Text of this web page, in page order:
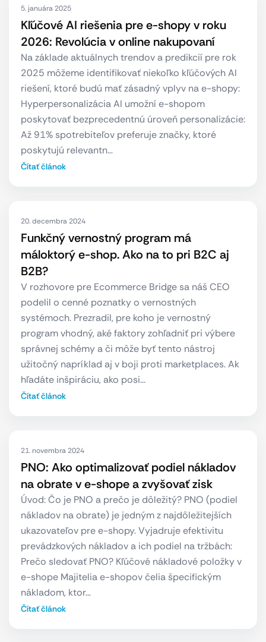
5. januára 2025
Kľúčové AI riešenia pre e-shopy v roku
2026: Revolúcia v online nakupovaní
Na základe aktuálnych trendov a predikcií pre rok
2025 môžeme identifikovať niekoľko kľúčových AI
riešení, ktoré budú mať zásadný vplyv na e-shopy:
Hyperpersonalizácia AI umožní e-shopom
poskytovať bezprecedentnú úroveň personalizácie:
Až 91% spotrebiteľov preferuje značky, ktoré
poskytujú relevantn…
Čítať článok
20. decembra 2024
Funkčný vernostný program má
máloktorý e-shop. Ako na to pri B2C aj
B2B?
V rozhovore pre Ecommerce Bridge sa náš CEO
podelil o cenné poznatky o vernostných
systémoch. Prezradil, pre koho je vernostný
program vhodný, aké faktory zohľadniť pri výbere
správnej schémy a či môže byť tento nástroj
užitočný napríklad aj v boji proti marketplaces. Ak
hľadáte inšpiráciu, ako posi…
Čítať článok
21. novembra 2024
PNO: Ako optimalizovať podiel nákladov
na obrate v e-shope a zvyšovať zisk
Úvod: Čo je PNO a prečo je dôležitý? PNO (podiel
nákladov na obrate) je jedným z najdôležitejších
ukazovateľov pre e-shopy. Vyjadruje efektivitu
prevádzkových nákladov a ich podiel na tržbách:
Prečo sledovať PNO? Kľúčové nákladové položky v
e-shope Majitelia e-shopov čelia špecifickým
nákladom, ktor…
Čítať článok